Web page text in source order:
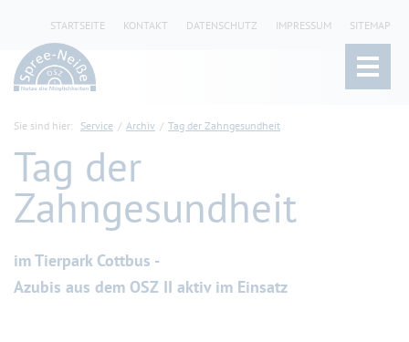
STARTSEITE KONTAKT DATENSCHUTZ IMPRESSUM SITEMAP
Sie sind hier: Service Archiv Tag der Zahngesundheit
Tag der
Zahngesundheit
im Tierpark Cottbus -
Azubis aus dem OSZ II aktiv im Einsatz